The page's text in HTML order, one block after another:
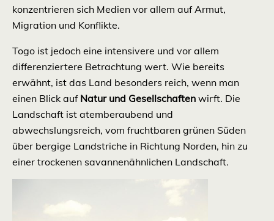
konzentrieren sich Medien vor allem auf Armut,
Migration und Konflikte.
Togo ist jedoch eine intensivere und vor allem
differenziertere Betrachtung wert. Wie bereits
erwähnt, ist das Land besonders reich, wenn man
einen Blick auf Natur und Gesellschaften wirft. Die
Landschaft ist atemberaubend und
abwechslungsreich, vom fruchtbaren grünen Süden
über bergige Landstriche in Richtung Norden, hin zu
einer trockenen savannenähnlichen Landschaft.